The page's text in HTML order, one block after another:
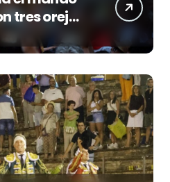
tres orejas
de peso